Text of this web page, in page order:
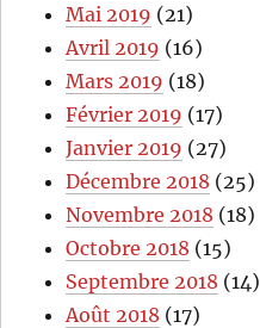
Mai 2019 (21)
Avril 2019 (16)
Mars 2019 (18)
Février 2019 (17)
Janvier 2019 (27)
Décembre 2018 (25)
Novembre 2018 (18)
Octobre 2018 (15)
Septembre 2018 (14)
Août 2018 (17)